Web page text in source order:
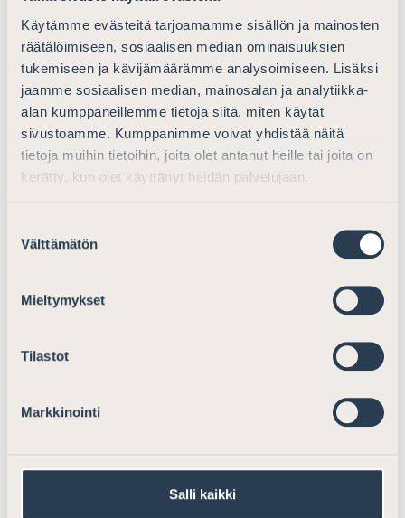
Käytämme evästeitä tarjoamamme sisällön ja mainosten
räätälöimiseen, sosiaalisen median ominaisuuksien
tukemiseen ja kävijämäärämme analysoimiseen. Lisäksi
jaamme sosiaalisen median, mainosalan ja analytiikka-
alan kumppaneillemme tietoja siitä, miten käytät
sivustoamme. Kumppanimme voivat yhdistää näitä
tietoja muihin tietoihin, joita olet antanut heille tai joita on
kerätty, kun olet käyttänyt heidän palvelujaan.
valinta
Välttämätön
Mieltymykset
Tilastot
Markkinointi
Salli kaikki
Perusteluni*